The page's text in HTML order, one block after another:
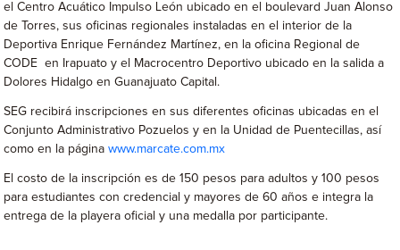
el Centro Acuático Impulso León ubicado en el boulevard Juan Alonso
de Torres, sus oficinas regionales instaladas en el interior de la
Deportiva Enrique Fernández Martínez, en la oficina Regional de
CODE en Irapuato y el Macrocentro Deportivo ubicado en la salida a
Dolores Hidalgo en Guanajuato Capital.
SEG recibirá inscripciones en sus diferentes oficinas ubicadas en el
Conjunto Administrativo Pozuelos y en la Unidad de Puentecillas, así
como en la páginawww.marcate.com.mx
El costo de la inscripción es de 150 pesos para adultos y 100 pesos
para estudiantes con credencial y mayores de 60 años e integra la
entrega de la playera oficial y una medalla por participante.